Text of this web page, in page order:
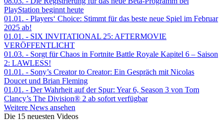
PlayStation beginnt heute
01.01. - Players‘ Choice: Stimmt für das beste neue Spiel im Februar
2025 ab!
01.01. - SIX INVITATIONAL 25: AFTERMOVIE
VERÖFFENTLICHT
01.03. - Sorgt für Chaos in Fortnite Battle Royale Kapitel 6 – Saison
2: LAWLESS!
01.01. - Sony’s Creator to Creator: Ein Gespräch mit Nicolas
Doucet und Brian Fleming
01.01. - Der Wahrheit auf der Spur: Year 6, Season 3 von Tom
Clancy’s The Division® 2 ab sofort verfügbar
Weitere News ansehen
Die 15 neuesten Videos